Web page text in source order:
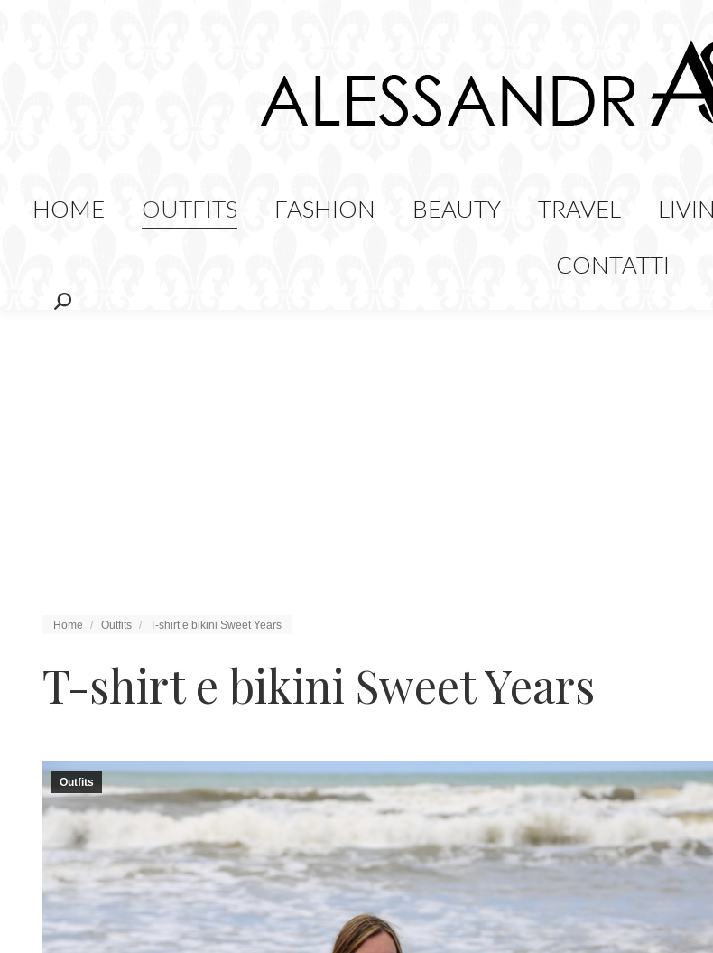
HOME OUTFITS FASHION BEAUTY TRAVEL
CONTATTI
Cerca:
Tu sei qui:
Home Outfits T-shirt e bikini Sweet Years
T-shirt e bikini Sweet Years
Outfits
FOOD